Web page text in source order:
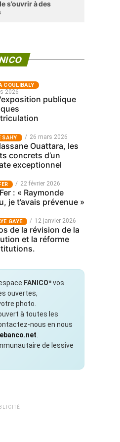
s’ouvrir à des
COULIBALY
2026
publique
SAHY 26 mars 2026
Ouattara, les
concrets d’un
exceptionnel
22 février 2026
: « Raymonde
je t’avais prévenue »
GAYE 12 janvier 2026
de la révision de la
et la réforme
FANICO*vos
ouvertes,
photo.
à toutes les
nous en nous
de lessive